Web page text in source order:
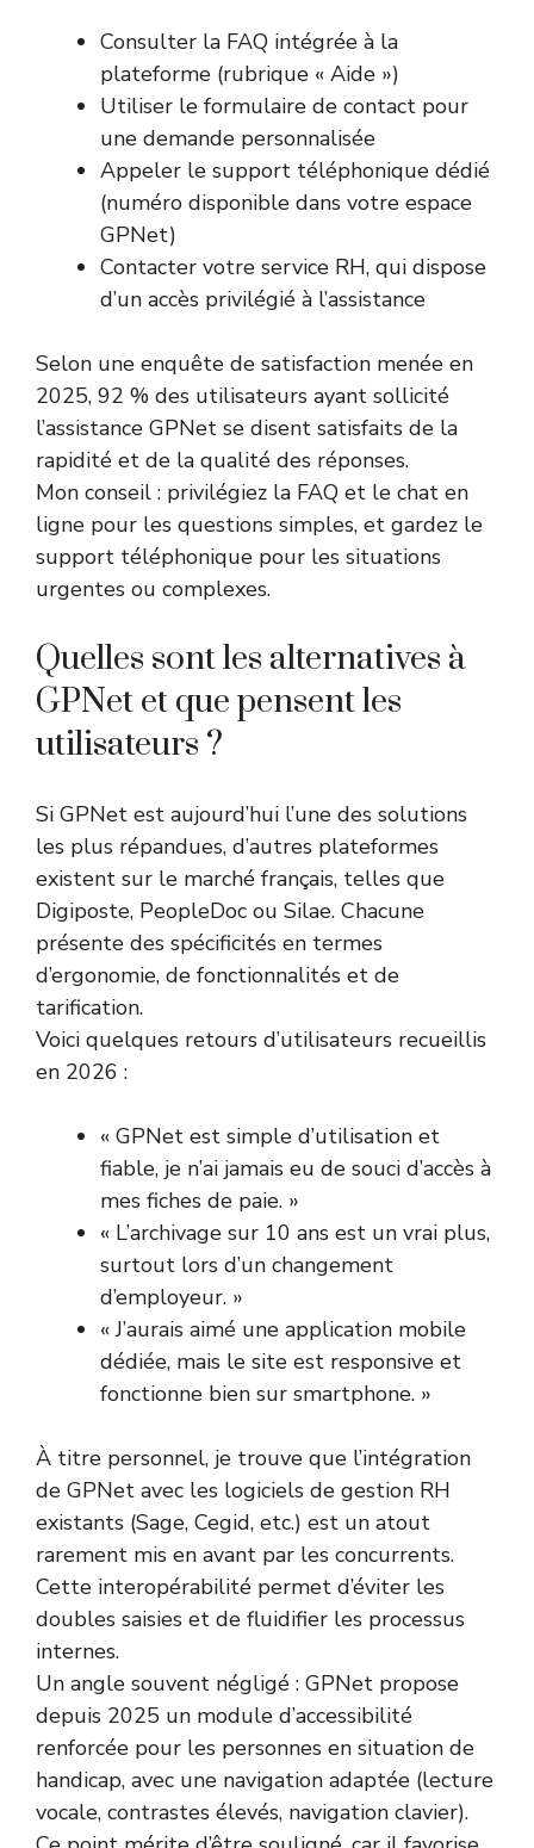
Consulter la FAQ intégrée à la
plateforme (rubrique « Aide »)
Utiliser le formulaire de contact pour
une demande personnalisée
Appeler le support téléphonique dédié
(numéro disponible dans votre espace
GPNet)
Contacter votre service RH, qui dispose
d’un accès privilégié à l’assistance
Selon une enquête de satisfaction menée en
2025, 92 % des utilisateurs ayant sollicité
l’assistance GPNet se disent satisfaits de la
rapidité et de la qualité des réponses.
Mon conseil : privilégiez la FAQ et le chat en
ligne pour les questions simples, et gardez le
support téléphonique pour les situations
urgentes ou complexes.
Quelles sont les alternatives à
GPNet et que pensent les
utilisateurs ?
Si GPNet est aujourd’hui l’une des solutions
les plus répandues, d’autres plateformes
existent sur le marché français, telles que
Digiposte, PeopleDoc ou Silae. Chacune
présente des spécificités en termes
d’ergonomie, de fonctionnalités et de
tarification.
Voici quelques retours d’utilisateurs recueillis
en 2026 :
« GPNet est simple d’utilisation et
fiable, je n’ai jamais eu de souci d’accès à
mes fiches de paie. »
« L’archivage sur 10 ans est un vrai plus,
surtout lors d’un changement
d’employeur. »
« J’aurais aimé une application mobile
dédiée, mais le site est responsive et
fonctionne bien sur smartphone. »
À titre personnel, je trouve que l’intégration
de GPNet avec les logiciels de gestion RH
existants (Sage, Cegid, etc.) est un atout
rarement mis en avant par les concurrents.
Cette interopérabilité permet d’éviter les
doubles saisies et de fluidifier les processus
internes.
Un angle souvent négligé : GPNet propose
depuis 2025 un module d’accessibilité
renforcée pour les personnes en situation de
handicap, avec une navigation adaptée (lecture
vocale, contrastes élevés, navigation clavier).